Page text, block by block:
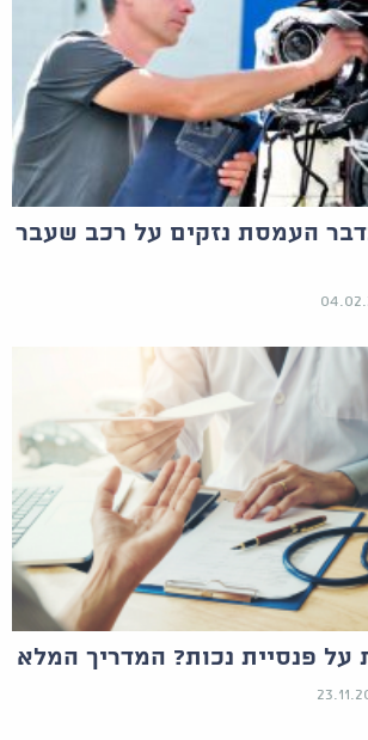
העמסת נזקים על רכב שעבר
פנסיית נכות? המדריך המלא